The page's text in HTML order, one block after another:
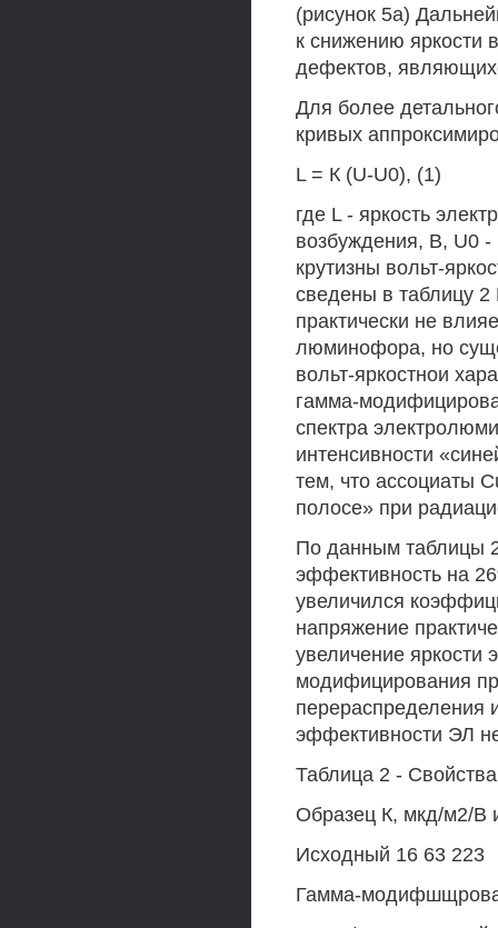
(рисунок 5а)
к снижению яркости
дефектов,
Для более
кривых
L = К (U-U0), (1)
где L - яркость
возбуждения, В, U0
крутизны вольт-
сведены в таблицу 2
практически не
люминофора, но
вольт-яркостнои
гамма-
спектра
интенсивности
тем, что ассоциаты
полосе» при
По данным таблицы
эффективность на
увеличился
напряжение
увеличение
модифицирования
перераспределения
эффективности ЭЛ
Таблица 2 -
Образец К, мкд/м2/В
Исходный 16 63 223
Гамма-